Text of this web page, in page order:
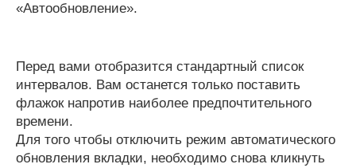
«Автообновление».
Перед вами отобразится стандартный список
интервалов. Вам останется только поставить
флажок напротив наиболее предпочтительного
времени.
Для того чтобы отключить режим автоматического
обновления вкладки, необходимо снова кликнуть